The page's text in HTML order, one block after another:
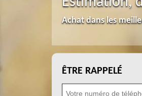
Achat dans les
ÊTRE RAPPELÉ